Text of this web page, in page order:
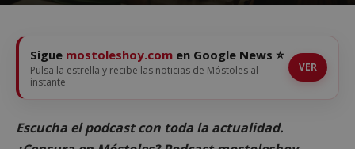
Sigue mostoleshoy.com en Google News ⭐
Pulsa la estrella y recibe las noticias de Móstoles al
instante
VER
Escucha el podcast con toda la actualidad.